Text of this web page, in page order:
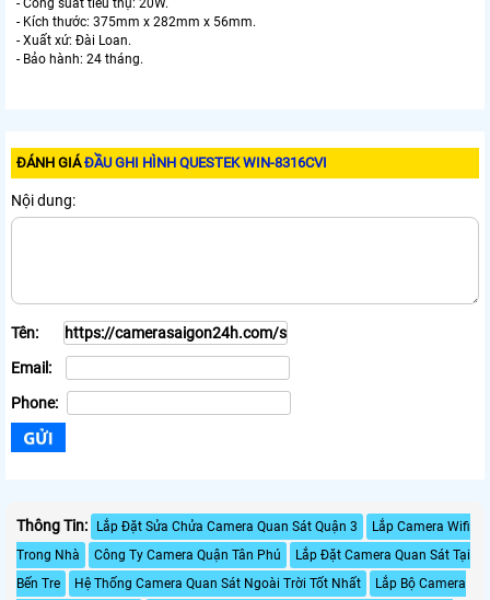
- Công suất tiêu thụ: 20W.
- Kích thước: 375mm x 282mm x 56mm.
- Xuất xứ: Đài Loan.
- Bảo hành: 24 tháng.
ĐÁNH GIÁĐẦU GHI HÌNH QUESTEK WIN-8316CVI
Nội dung:
Tên:
Email:
Phone:
Thông Tin: Lắp Đặt Sửa Chửa Camera Quan Sát Quận 3
Lắp Camera Wifi
Trong Nhà
Công Ty Camera Quận Tân Phú
Lắp Đặt Camera Quan Sát Tại
Bến Tre
Hệ Thống Camera Quan Sát Ngoài Trời Tốt Nhất
Lắp Bộ Camera